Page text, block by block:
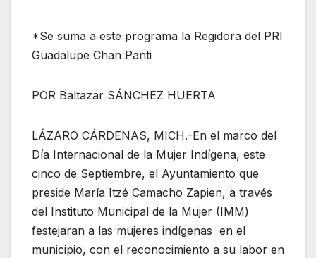
*Se suma a este programa la Regidora del PRI
Guadalupe Chan Panti
POR Baltazar SÁNCHEZ HUERTA
LÁZARO CÁRDENAS, MICH.-En el marco del
Día Internacional de la Mujer Indígena, este
cinco de Septiembre, el Ayuntamiento que
preside María Itzé Camacho Zapien, a través
del Instituto Municipal de la Mujer (IMM)
festejaran a las mujeres indígenas en el
municipio, con el reconocimiento a su labor en